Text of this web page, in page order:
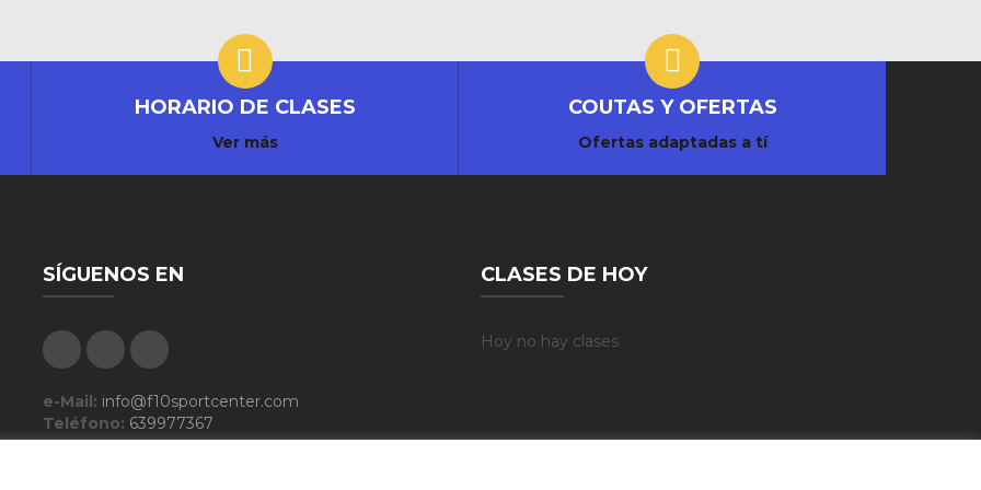
HORARIO DE CLASES
Ver más
COUTAS Y OFERTAS
Ofertas adaptadas a tí
SÍGUENOS EN
FacebookGoogle Plus
e-Mail: info@f10sportcenter.com
Teléfono: 639977367
CLASES DE HOY
Hoy no hay clases